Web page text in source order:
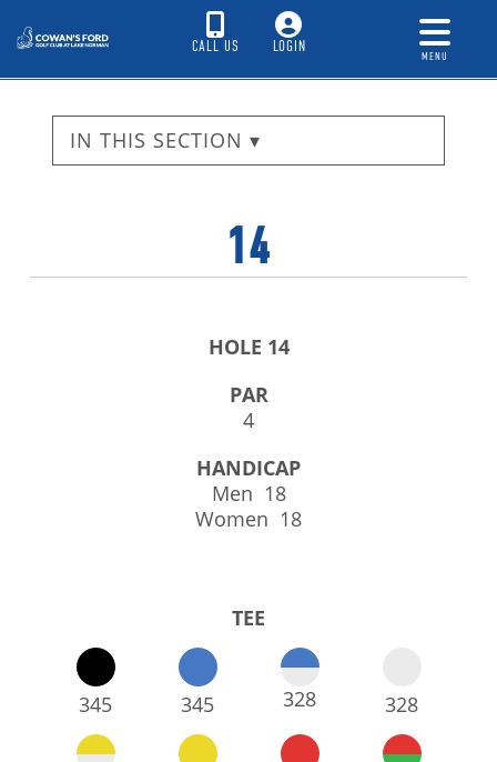
CALL US LOGIN
MENU
IN THIS SECTION ▾
14
HOLE 14
PAR
4
HANDICAP
Men 18
Women 18
TEE
345 345 328 328